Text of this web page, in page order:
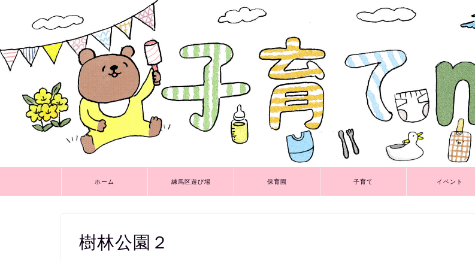
ホーム 練馬区遊び場 保育園 子育て イベント
樹林公園２